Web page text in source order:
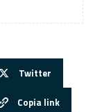
Twitter
Copia link